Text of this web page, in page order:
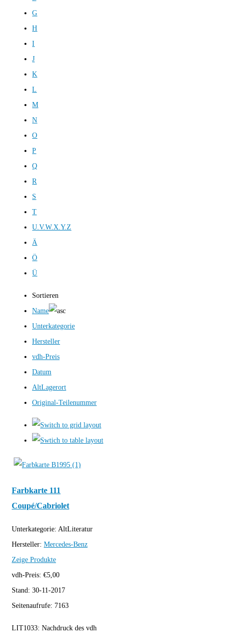
G
H
I
J
K
L
M
N
O
P
Q
R
S
T
U.V.W.X.Y.Z
Ä
Ö
Ü
Sortieren
Name
Unterkategorie
Hersteller
vdh-Preis
Datum
AltLagerort
Original-Teilenummer
Farbkarte 111
Coupé/Cabriolet
Unterkategorie: AltLiteratur
Hersteller: Mercedes-Benz
Zeige Produkte
vdh-Preis: €5,00
Stand: 30-11-2017
Seitenaufrufe: 7163
LIT1033: Nachdruck des vdh